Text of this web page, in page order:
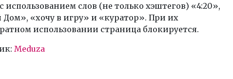
использованием слов (не только хэштегов) «4:20»,
«хочу в игру» и «куратор». При их
использовании страница блокируется.
Meduza